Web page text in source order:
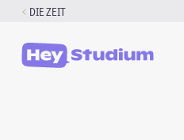
Zum
springen
DIE ZEIT